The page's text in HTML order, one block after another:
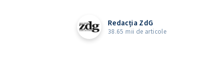
Redacția ZdG
38.65 mii de articole